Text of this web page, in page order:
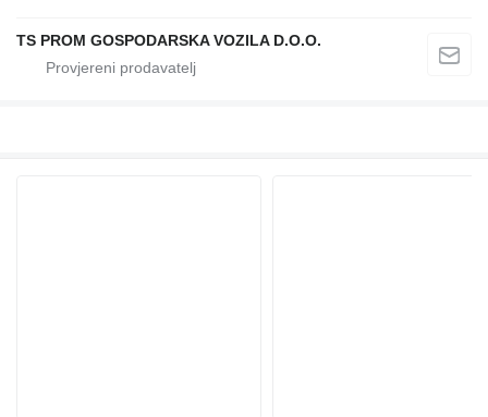
TS PROM GOSPODARSKA VOZILA D.O.O.